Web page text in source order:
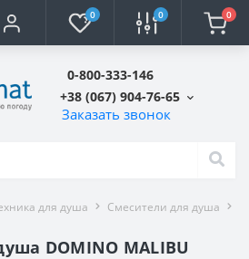
0 0 0
0-800-333-146
+38 (067) 904-76-65
Заказать звонок
для душа Смесители для душа
DOMINO MALIBU